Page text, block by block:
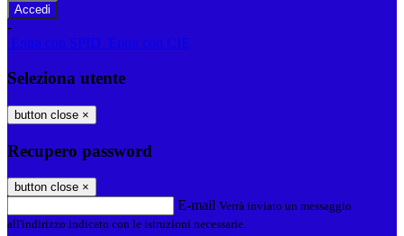
-
Entra con SPID
Entra con CIE
Seleziona utente
button close ×
Recupero password
button close ×
E-mail Verrà inviato un messaggio
all'indirizzo indicato con le istruzioni necessarie.